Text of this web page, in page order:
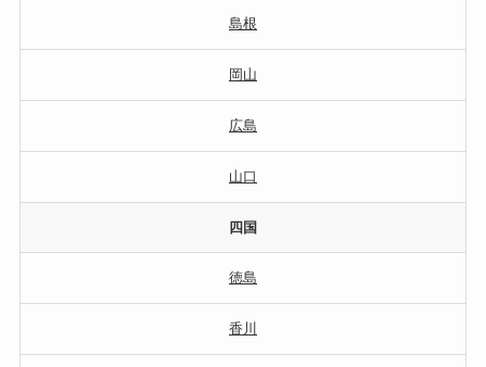
島根
岡山
広島
山口
四国
徳島
香川